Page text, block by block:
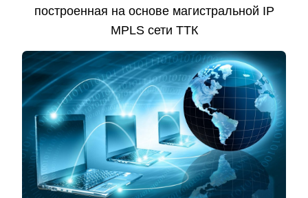
построенная на основе магистральной IP
MPLS сети ТТК